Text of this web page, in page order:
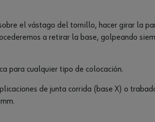
el vástago del tornillo, hacer girar la
a retirar la base, golpeando
para cualquier tipo de colocación.
de junta corrida (base X) o